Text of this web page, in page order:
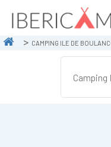
CAMPING ILE DE